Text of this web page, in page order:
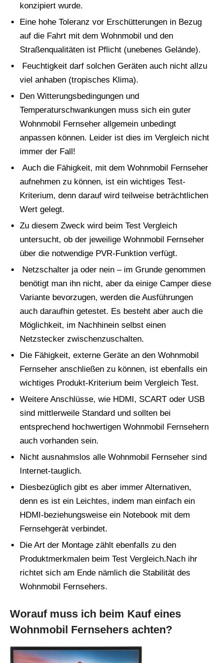
konzipiert wurde.
Eine hohe Toleranz vor Erschütterungen in Bezug
auf die Fahrt mit dem Wohnmobil und den
Straßenqualitäten ist Pflicht (unebenes Gelände).
Feuchtigkeit darf solchen Geräten auch nicht allzu
viel anhaben (tropisches Klima).
Den Witterungsbedingungen und
Temperaturschwankungen muss sich ein guter
Wohnmobil Fernseher allgemein unbedingt
anpassen können. Leider ist dies im Vergleich nicht
immer der Fall!
Auch die Fähigkeit, mit dem Wohnmobil Fernseher
aufnehmen zu können, ist ein wichtiges Test-
Kriterium, denn darauf wird teilweise beträchtlichen
Wert gelegt.
Zu diesem Zweck wird beim Test Vergleich
untersucht, ob der jeweilige Wohnmobil Fernseher
über die notwendige PVR-Funktion verfügt.
Netzschalter ja oder nein – im Grunde genommen
benötigt man ihn nicht, aber da einige Camper diese
Variante bevorzugen, werden die Ausführungen
auch daraufhin getestet. Es besteht aber auch die
Möglichkeit, im Nachhinein selbst einen
Netzstecker zwischenzuschalten.
Die Fähigkeit, externe Geräte an den Wohnmobil
Fernseher anschließen zu können, ist ebenfalls ein
wichtiges Produkt-Kriterium beim Vergleich Test.
Weitere Anschlüsse, wie HDMI, SCART oder USB
sind mittlerweile Standard und sollten bei
entsprechend hochwertigen Wohnmobil Fernsehern
auch vorhanden sein.
Nicht ausnahmslos alle Wohnmobil Fernseher sind
Internet-tauglich.
Diesbezüglich gibt es aber immer Alternativen,
denn es ist ein Leichtes, indem man einfach ein
HDMI-beziehungsweise ein Notebook mit dem
Fernsehgerät verbindet.
Die Art der Montage zählt ebenfalls zu den
Produktmerkmalen beim Test Vergleich.Nach ihr
richtet sich am Ende nämlich die Stabilität des
Wohnmobil Fernsehers.
Worauf muss ich beim Kauf eines
Wohnmobil Fernsehers achten?